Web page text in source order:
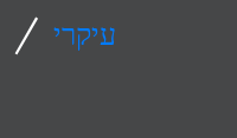
עיקרי /